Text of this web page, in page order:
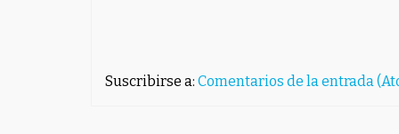
Suscribirse a: Comentarios de la entrada